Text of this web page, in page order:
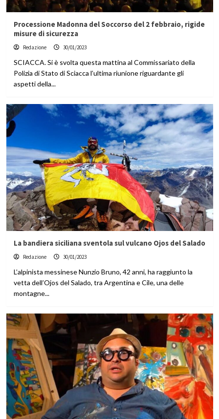
Processione Madonna del Soccorso del 2 febbraio, rigide
misure di sicurezza
Redazione 30/01/2023
SCIACCA. Si è svolta questa mattina al Commissariato della
Polizia di Stato di Sciacca l’ultima riunione riguardante gli
aspetti della...
La bandiera siciliana sventola sul vulcano Ojos del Salado
Redazione 30/01/2023
L’alpinista messinese Nunzio Bruno, 42 anni, ha raggiunto la
vetta dell’Ojos del Salado, tra Argentina e Cile, una delle
montagne...